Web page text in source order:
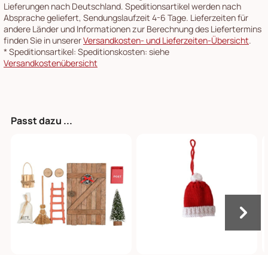
Lieferungen nach Deutschland. Speditionsartikel werden nach
Absprache geliefert, Sendungslaufzeit 4-6 Tage. Lieferzeiten für
andere Länder und Informationen zur Berechnung des Liefertermins
finden Sie in unsererVersandkosten- und Lieferzeiten-Übersicht.
*Speditionsartikel: Speditionskosten: siehe
Versandkostenübersicht
Passt dazu ...